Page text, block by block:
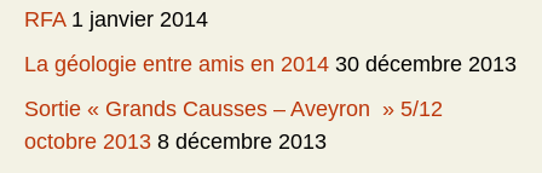
RFA 1 janvier 2014
La géologie entre amis en 2014 30 décembre 2013
Sortie « Grands Causses – Aveyron » 5/12
octobre 2013 8 décembre 2013